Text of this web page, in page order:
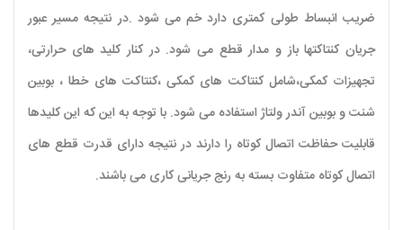
ضریب انبساط طولی کمتری دارد خم می شود .در نتیجه مسیر عبور
جریان کنتاکتها باز و مدار قطع می شود. در کنار کلید های حرارتی،
تجهیزات کمکی،شامل کنتاکت های کمکی ،کنتاکت های خطا ، بوبین
شنت و بوبین آندر ولتاژ استفاده می شود. با توجه به این که این کلیدها
قابلیت حفاظت اتصال کوتاه را دارند در نتیجه دارای قدرت قطع های
اتصال کوتاه متفاوت بسته به رنج جریانی کاری می باشند.